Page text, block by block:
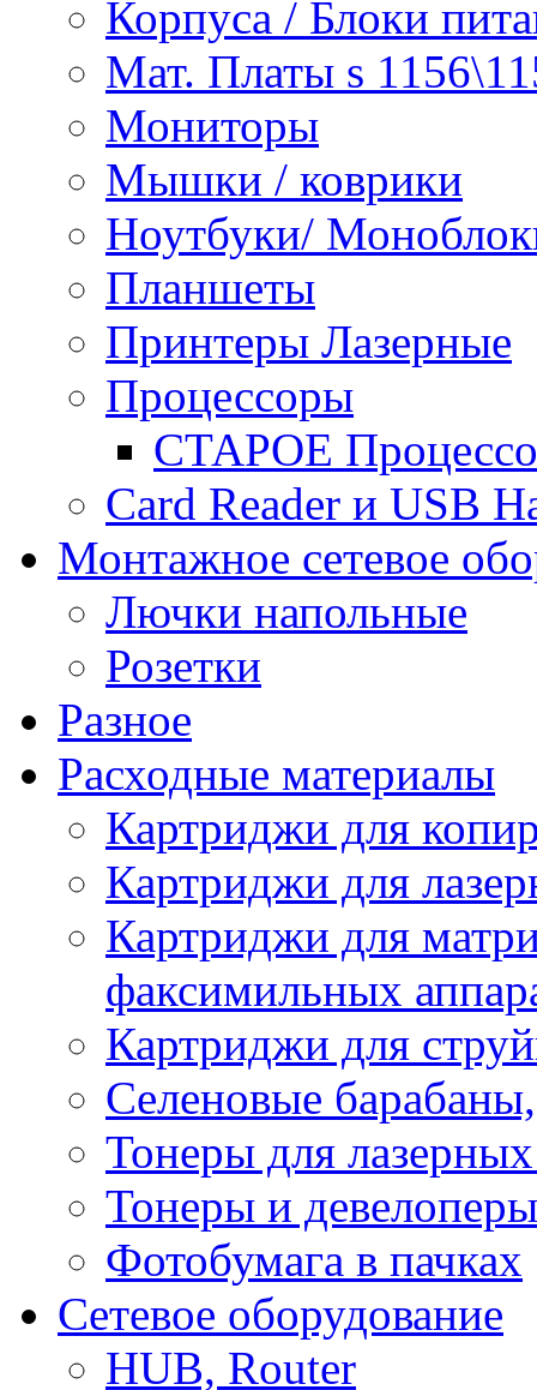
Корпуса / Блоки
Мат. Платы s
Мониторы
Мышки / коврики
Ноутбуки/
Планшеты
Принтеры Лазерные
Процессоры
СТАРОЕ
Сard Reader и USB
Монтажное сетевое
Лючки напольные
Розетки
Разное
Расходные материалы
Картриджи для
Картриджи для
Картриджи для
факсимильных
Картриджи для
Селеновые
Тонеры для
Тонеры и
Фотобумага в пачках
Сетевое оборудование
HUB, Router